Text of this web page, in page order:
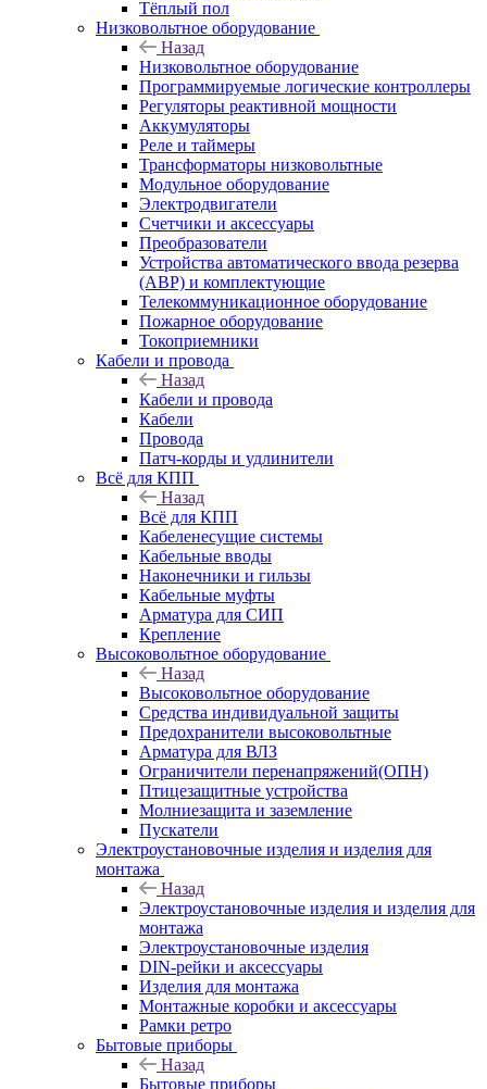
Тёплый пол
Низковольтное оборудование
Назад
Низковольтное оборудование
Программируемые логические контроллеры
Регуляторы реактивной мощности
Аккумуляторы
Реле и таймеры
Трансформаторы низковольтные
Модульное оборудование
Электродвигатели
Счетчики и аксессуары
Преобразователи
Устройства автоматического ввода резерва
(АВР) и комплектующие
Телекоммуникационное оборудование
Пожарное оборудование
Токоприемники
Кабели и провода
Назад
Кабели и провода
Кабели
Провода
Патч-корды и удлинители
Всё для КПП
Назад
Всё для КПП
Кабеленесущие системы
Кабельные вводы
Наконечники и гильзы
Кабельные муфты
Арматура для СИП
Крепление
Высоковольтное оборудование
Назад
Высоковольтное оборудование
Средства индивидуальной защиты
Предохранители высоковольтные
Арматура для ВЛЗ
Ограничители перенапряжений(ОПН)
Птицезащитные устройства
Молниезащита и заземление
Пускатели
Электроустановочные изделия и изделия для
монтажа
Назад
Электроустановочные изделия и изделия для
монтажа
Электроустановочные изделия
DIN-рейки и аксессуары
Изделия для монтажа
Монтажные коробки и аксессуары
Рамки ретро
Бытовые приборы
Назад
Бытовые приборы